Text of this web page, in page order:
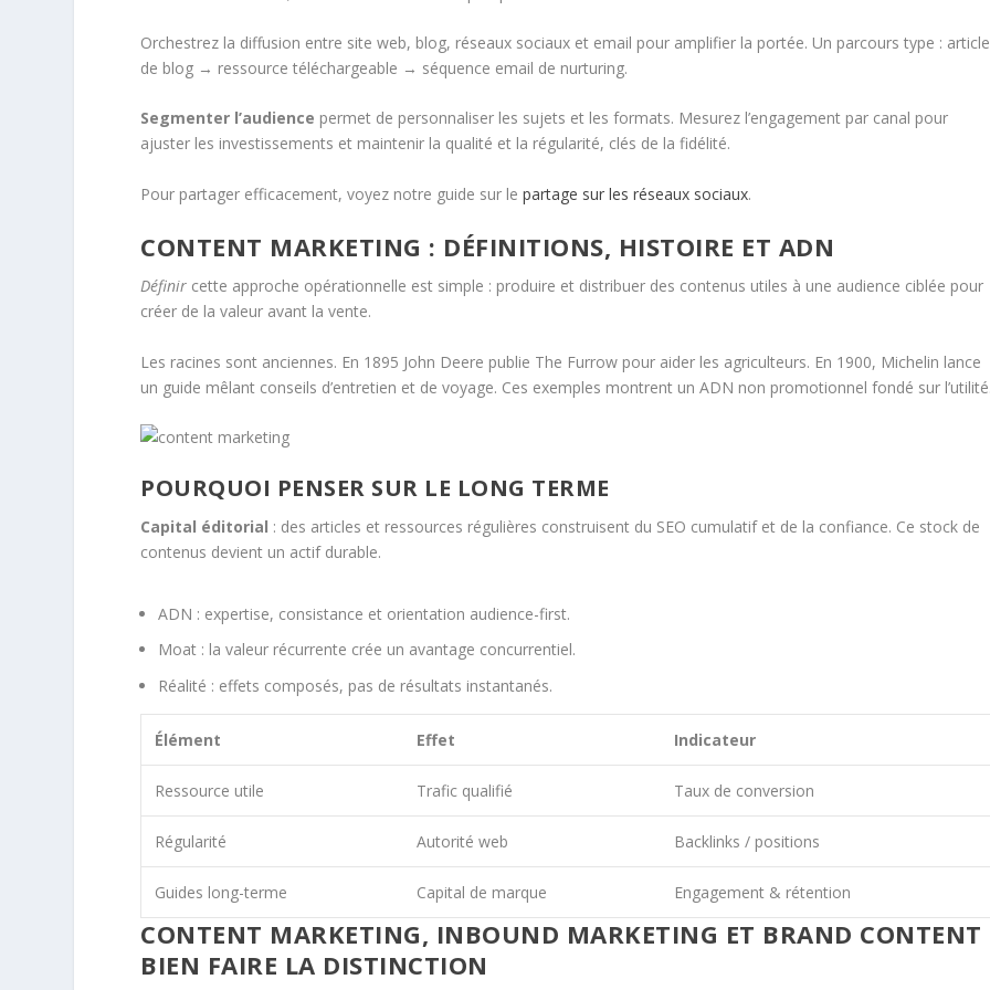
Orchestrez la diffusion entre site web, blog, réseaux sociaux et email pour amplifier la portée. Un parcours type : article
de blog → ressource téléchargeable → séquence email de nurturing.
Segmenter l’audience permet de personnaliser les sujets et les formats. Mesurez l’engagement par canal pour
ajuster les investissements et maintenir la qualité et la régularité, clés de la fidélité.
Pour partager efficacement, voyez notre guide sur lepartage sur les réseaux sociaux.
CONTENT MARKETING : DÉFINITIONS, HISTOIRE ET ADN
Définir cette approche opérationnelle est simple : produire et distribuer des contenus utiles à une audience ciblée pour
créer de la valeur avant la vente.
Les racines sont anciennes. En 1895 John Deere publie The Furrow pour aider les agriculteurs. En 1900, Michelin lance
un guide mêlant conseils d’entretien et de voyage. Ces exemples montrent un ADN non promotionnel fondé sur
POURQUOI PENSER SUR LE LONG TERME
Capital éditorial : des articles et ressources régulières construisent du SEO cumulatif et de la confiance. Ce stock de
contenus devient un actif durable.
ADN : expertise, consistance et orientation audience-first.
Moat : la valeur récurrente crée un avantage concurrentiel.
Réalité : effets composés, pas de résultats instantanés.
Élément Effet Indicateur
Ressource utile Trafic qualifié Taux de conversion
Régularité Autorité web Backlinks / positions
Guides long-terme Capital de marque Engagement & rétention
CONTENT MARKETING, INBOUND MARKETING ET BRAND CONTENT
BIEN FAIRE LA DISTINCTION